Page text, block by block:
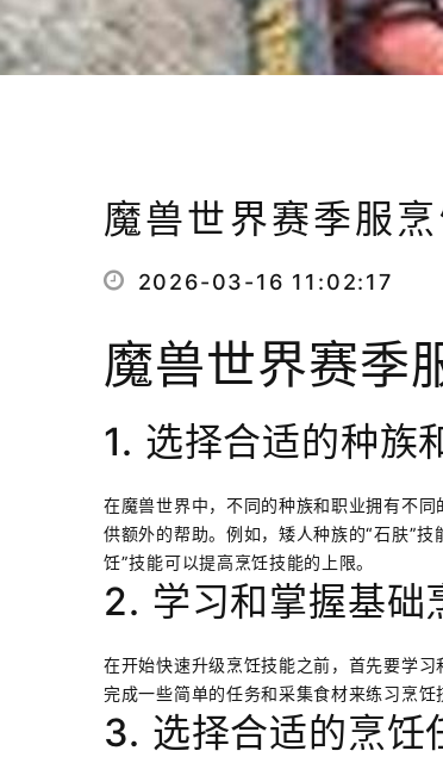
魔兽世界赛季服
2026-03-16 11:02:17
魔兽世界赛季
1. 选择合适的种族
在魔兽世界中，不同的种族和职业拥有不
供额外的帮助。例如，矮人种族的“石肤”
饪”技能可以提高烹饪技能的上限。
2. 学习和掌握基础
在开始快速升级烹饪技能之前，首先要学
完成一些简单的任务和采集食材来练习烹饪
3. 选择合适的烹饪